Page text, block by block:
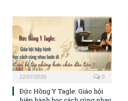
22/07/2026 0
Đức Hồng Y Tagle: Giáo hội